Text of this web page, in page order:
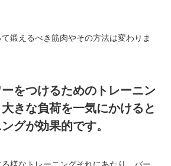
鍛えるべき筋肉やその方法は変わりま
をつけるためのトレーニン
きな負荷を一気にかけると
グが効果的です。